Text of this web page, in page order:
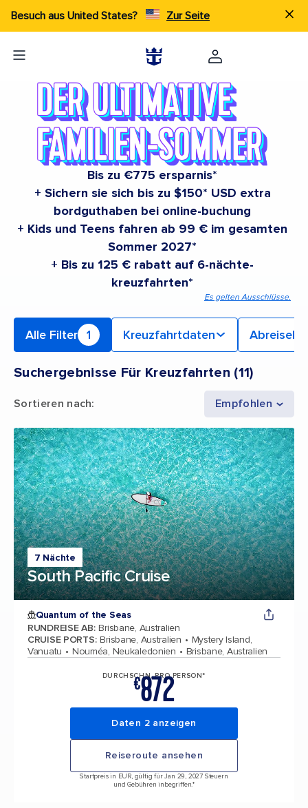
Besuch aus United States? Zur Seite
Bis zu €775 ersparnis*
+ Sichern sie sich bis zu $150* USD extra
bordguthaben bei online-buchung
+ Kids und Teens fahren ab 99 € im gesamten
Sommer 2027*
+ Bis zu 125 € rabatt auf 6-nächte-
kreuzfahrten*
Es gelten Ausschlüsse.
Alle Filter 1 Kreuzfahrtdaten
Suchergebnisse Für Kreuzfahrten (11)
Sortieren nach: Empfohlen
7 Nächte
South Pacific Cruise
Quantum of the Seas
RUNDREISE AB: Brisbane, Australien
CRUISE PORTS: Brisbane, Australien
Mystery Island,
Vanuatu
Nouméa, Neukaledonien Brisbane, Australien
DURCHSCHN. PRO PERSON*
€872
Daten 2 anzeigen
Reiseroute ansehen
Startpreis in EUR, gültig für Jan 29, 2027 Steuern
und Gebühren inbegriffen.*